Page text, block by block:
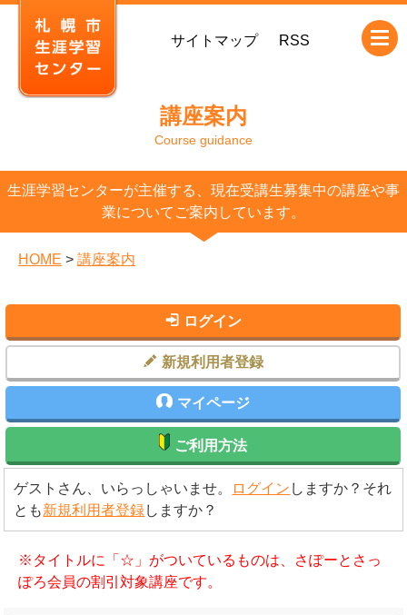
サイトマップ RSS
講座案内
Course guidance
生涯学習センターが主催する、現在受講生募集中の講座や事
業についてご案内しています。
HOME > 講座案内
ゲストさん、いらっしゃいませ。 ログイン しますか？それ
とも新規利用者登録しますか？
※タイトルに「☆」がついているものは、さぽーとさっ
ぽろ会員の割引対象講座です。
ログイン
新規利用者登録
マイページ
ご利用方法